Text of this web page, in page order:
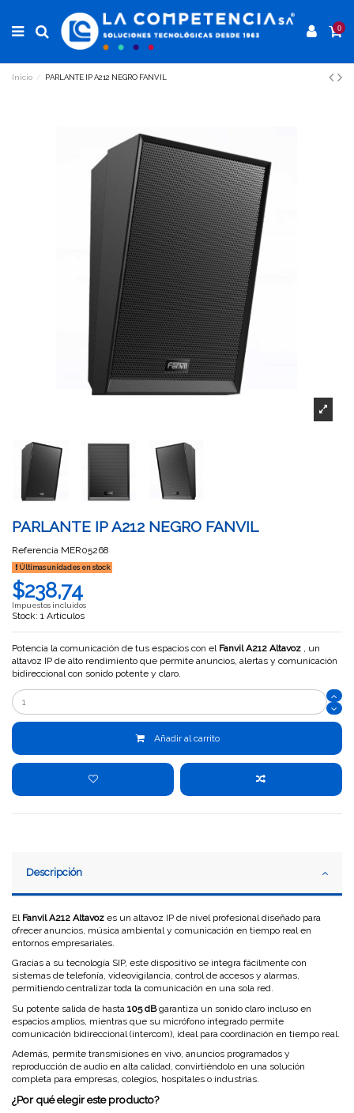
0
Inicio PARLANTE IP A212 NEGRO FANVIL
PARLANTE IP A212 NEGRO FANVIL
Referencia MER05268
Últimas unidades en stock
$238,74
Impuestos incluidos
Stock: 1 Artículos
Potencia la comunicación de tus espacios con el Fanvil A212 Altavoz , un
altavoz IP de alto rendimiento que permite anuncios, alertas y comunicación
bidireccional con sonido potente y claro.
Añadir al carrito
Descripción
El Fanvil A212 Altavoz es un altavoz IP de nivel profesional diseñado para
ofrecer anuncios, música ambiental y comunicación en tiempo real en
entornos empresariales.
Gracias a su tecnología SIP, este dispositivo se integra fácilmente con
sistemas de telefonía, videovigilancia, control de accesos y alarmas,
permitiendo centralizar toda la comunicación en una sola red.
Su potente salida de hasta 105 dBgarantiza un sonido claro incluso en
espacios amplios, mientras que su micrófono integrado permite
comunicación bidireccional (intercom), ideal para coordinación en tiempo real.
Además, permite transmisiones en vivo, anuncios programados y
reproducción de audio en alta calidad, convirtiéndolo en una solución
completa para empresas, colegios, hospitales o industrias.
¿Por qué elegir este producto?